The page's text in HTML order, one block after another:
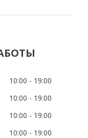
10:00
19:00
10:00
19:00
10:00
19:00
10:00
19:00